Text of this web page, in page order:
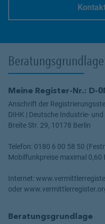
Meine Register-Nr.: D-
Anschrift der
DIHK | Deutsche Industrie-
Breite Str. 29, 10178 Berlin
Telefon: 0180 6 00 58 50
Mobilfunkpreise maximal 0,60
Internet:
oder
Beratungsgrundlage